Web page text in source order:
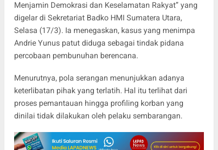
Menjamin Demokrasi dan Keselamatan Rakyat” yang
digelar di Sekretariat Badko HMI Sumatera Utara,
Selasa (17/3). Ia menegaskan, kasus yang menimpa
Andrie Yunus patut diduga sebagai tindak pidana
percobaan pembunuhan berencana.
Menurutnya, pola serangan menunjukkan adanya
keterlibatan pihak yang terlatih. Hal itu terlihat dari
proses pemantauan hingga profiling korban yang
dinilai tidak dilakukan oleh pelaku sembarangan.